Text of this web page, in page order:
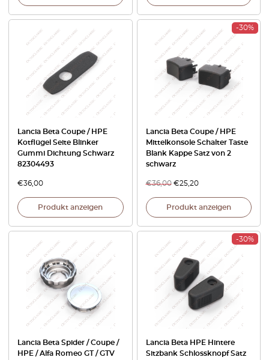
Lancia Beta Coupe / HPE
Kotflügel Seite Blinker
Gummi Dichtung Schwarz
82304493
€36,00
Produkt anzeigen
-30%
Lancia Beta Coupe / HPE
Mittelkonsole Schalter Taste
Blank Kappe Satz von 2
schwarz
€36,00 €25,20
Produkt anzeigen
Lancia Beta Spider / Coupe /
HPE / Alfa Romeo GT / GTV
-30%
Lancia Beta HPE Hintere
Sitzbank Schlossknopf Satz